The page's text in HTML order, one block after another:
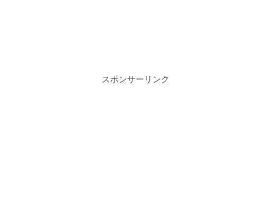
スポンサーリンク